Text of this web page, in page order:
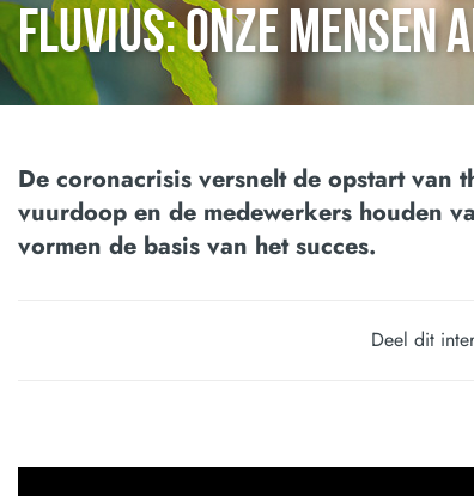
Fluvius: Onze
De coronacrisis versnelt de opstart van
vuurdoop en de medewerkers houden
vormen de basis van het succes.
Deel dit